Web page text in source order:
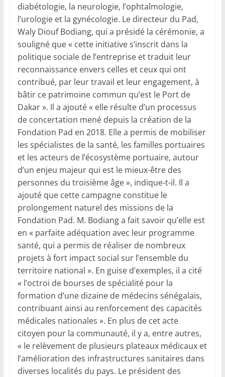
diabétologie, la neurologie, l’ophtalmologie,
l’urologie et la gynécologie. Le directeur du Pad,
Waly Diouf Bodiang, qui a présidé la cérémonie, a
souligné que « cette initiative s’inscrit dans la
politique sociale de l’entreprise et traduit leur
reconnaissance envers celles et ceux qui ont
contribué, par leur travail et leur engagement, à
bâtir ce patrimoine commun qu’est le Port de
Dakar ». Il a ajouté « elle résulte d’un processus
de concertation mené depuis la création de la
Fondation Pad en 2018. Elle a permis de mobiliser
les spécialistes de la santé, les familles portuaires
et les acteurs de l’écosystème portuaire, autour
d’un enjeu majeur qui est le mieux-être des
personnes du troisième âge », indique-t-il. Il a
ajouté que cette campagne constitue le
prolongement naturel des missions de la
Fondation Pad. M. Bodiang a fait savoir qu’elle est
en « parfaite adéquation avec leur programme
santé, qui a permis de réaliser de nombreux
projets à fort impact social sur l’ensemble du
territoire national ». En guise d’exemples, il a cité
« l’octroi de bourses de spécialité pour la
formation d’une dizaine de médecins sénégalais,
contribuant ainsi au renforcement des capacités
médicales nationales ». En plus de cet acte
citoyen pour la communauté, il y a, entre autres,
« le relèvement de plusieurs plateaux médicaux et
l’amélioration des infrastructures sanitaires dans
diverses localités du pays. Le président des